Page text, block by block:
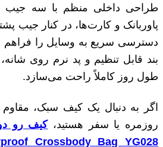
طراحی داخلی منظم با سه جیب
پاوربانک و کارت‌ها، در کنار جیب
دسترسی سریع به وسایل را فراهم
بند قابل تنظیم و پد نرم روی
طول روز کاملاً راحت می‌سازد.
اگر به دنبال یک کیف سبک،
روزمره یا سفر هستید،
Crossbody Bag YG028